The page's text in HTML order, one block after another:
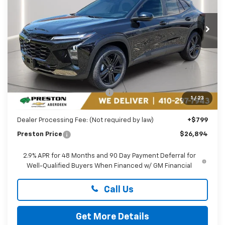
1 / 23
KL77LKEP1TC182069Stock: AC1796
In Stock Ext. Int.
$26,894
PRESTON PRICE
Less
Price reduction below MSRP: -$1,895
You Save $1,895
Dealer Processing Fee: (Not required by law) +$799
Preston Price $26,894
2.9% APR for 48 Months and 90 Day Payment Deferral for
Well-Qualified Buyers When Financed w/ GM Financial
Call Us
Get More Details